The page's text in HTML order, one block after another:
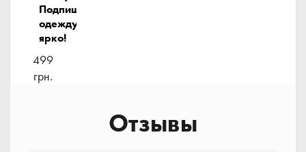
Подпиши
одежду
ярко!
499
грн.
Отзывы